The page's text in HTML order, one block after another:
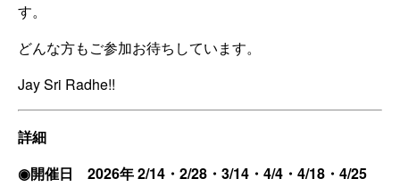
す。
どんな方もご参加お待ちしています。
Jay Sri Radhe!!
詳細
◉開催日 2026年 2/14・2/28・3/14・4/4・4/18・4/25